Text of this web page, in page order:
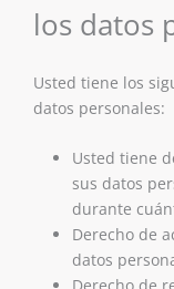
los datos
Usted tiene los
datos personales:
Usted tiene
sus datos
durante
Derecho de
datos